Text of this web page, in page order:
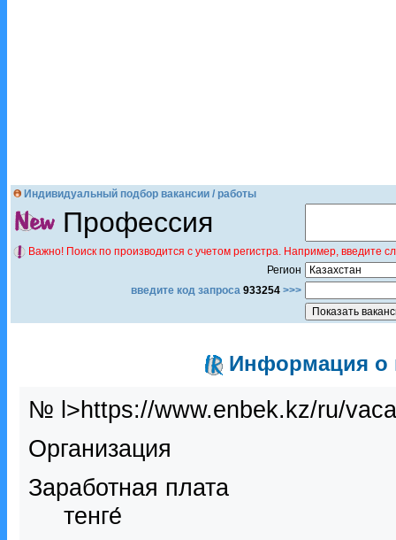
Индивидуальный подбор вакансии / работы
Профессия
Важно! Поиск по производится с учетом регистра. Например,
Регион
введите код запроса 933254 >>>
Информация о
№ l>https://www.enbek.kz/ru/
Организация
Заработная плата
тенге́